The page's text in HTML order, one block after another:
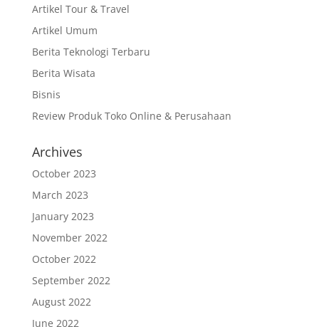
Artikel Tour & Travel
Artikel Umum
Berita Teknologi Terbaru
Berita Wisata
Bisnis
Review Produk Toko Online & Perusahaan
Archives
October 2023
March 2023
January 2023
November 2022
October 2022
September 2022
August 2022
June 2022